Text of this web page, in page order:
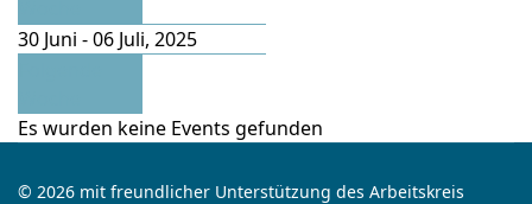
30 Juni - 06 Juli, 2025
Es wurden keine Events gefunden
© 2026 mit freundlicher Unterstützung des Arbeitskreis